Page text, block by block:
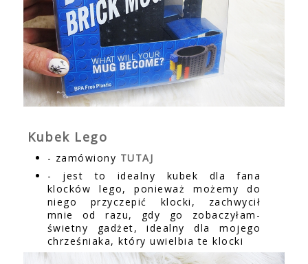
Kubek Lego
- zamówiony TUTAJ
- jest to idealny kubek dla fana
klocków lego, ponieważ możemy do
niego przyczepić klocki, zachwycił
mnie od razu, gdy go zobaczyłam-
świetny gadżet, idealny dla mojego
chrześniaka, który uwielbia te klocki